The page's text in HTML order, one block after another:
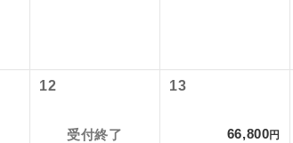
12
受付終了
13
66,800円
説明